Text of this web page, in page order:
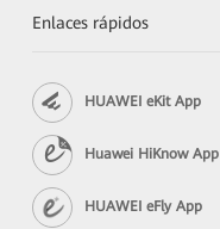
Enlaces rápidos
HUAWEI eKit App
Huawei HiKnow App
HUAWEI eFly App